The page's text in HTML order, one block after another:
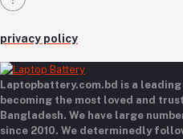
privacy policy
Laptopbattery.com.bd is a
becoming the most loved and
Bangladesh. We have large
since 2010. We determinedly